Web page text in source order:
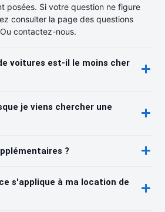
posées. Si votre question ne figure
consulter la page des questions
contactez-nous.
voitures est-il le moins cher
je viens chercher une
?
s'applique à ma location de